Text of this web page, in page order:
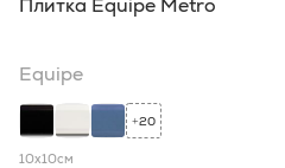
Плитка Equipe Metro
Equipe
+20
10x10см